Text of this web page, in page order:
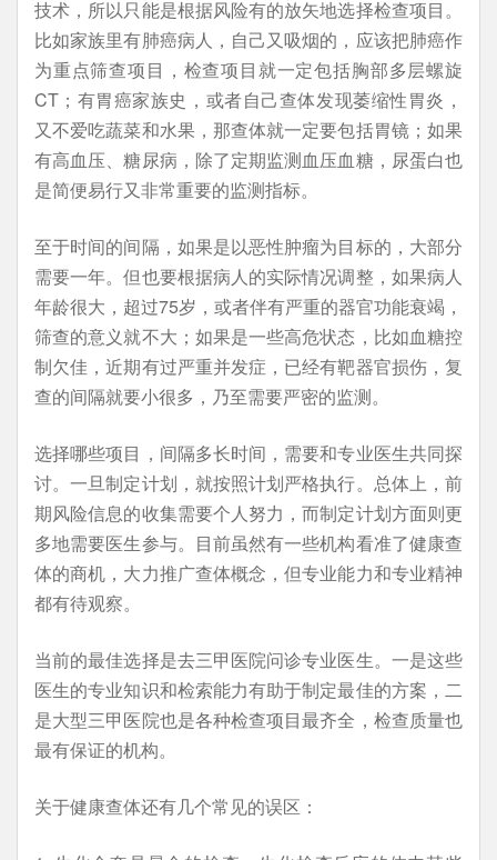
技术，所以只能是根据风险有的放矢地选择检查项目。
比如家族里有肺癌病人，自己又吸烟的，应该把肺癌作
为重点筛查项目，检查项目就一定包括胸部多层螺旋
CT；有胃癌家族史，或者自己查体发现萎缩性胃炎，
又不爱吃蔬菜和水果，那查体就一定要包括胃镜；如果
有高血压、糖尿病，除了定期监测血压血糖，尿蛋白也
是简便易行又非常重要的监测指标。
至于时间的间隔，如果是以恶性肿瘤为目标的，大部分
需要一年。但也要根据病人的实际情况调整，如果病人
年龄很大，超过75岁，或者伴有严重的器官功能衰竭，
筛查的意义就不大；如果是一些高危状态，比如血糖控
制欠佳，近期有过严重并发症，已经有靶器官损伤，复
查的间隔就要小很多，乃至需要严密的监测。
选择哪些项目，间隔多长时间，需要和专业医生共同探
讨。一旦制定计划，就按照计划严格执行。总体上，前
期风险信息的收集需要个人努力，而制定计划方面则更
多地需要医生参与。目前虽然有一些机构看准了健康查
体的商机，大力推广查体概念，但专业能力和专业精神
都有待观察。
当前的最佳选择是去三甲医院问诊专业医生。一是这些
医生的专业知识和检索能力有助于制定最佳的方案，二
是大型三甲医院也是各种检查项目最齐全，检查质量也
最有保证的机构。
关于健康查体还有几个常见的误区：